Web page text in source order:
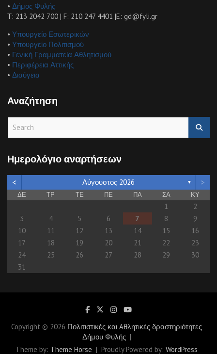
• Δήμος Φυλής
Τ: 213 2042 700 | F: 210 247 4401 |E: gd@fyli.gr
• Υπουργείο Εσωτερικών
• Υπουργείο Πολιτισμού
• Γενική Γραμματεία Αθλητισμού
• Περιφέρεια Αττικής
• Διαύγεια
Αναζήτηση
c
h
Ημερολόγιο αναρτήσεων
< Αύγουστος 2026 ▼ >
ΔΕ ΤΡ ΤΕ ΠΕ ΠΑ ΣΑ ΚΥ
1
2
3
4 5 6 7 8
9
10
11 12 13 14 15
16
17
18 19 20 21 22
23
24
25 26 27 28 29
30
31
Copyright © 2026 Πολιτιστικές και Aθλητικές δραστηριότητες
Δήμου Φυλής
Theme by: Theme Horse Proudly Powered by: WordPress